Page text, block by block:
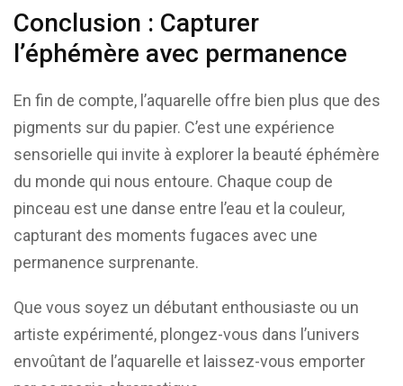
Conclusion : Capturer
l’éphémère avec permanence
En fin de compte, l’aquarelle offre bien plus que des
pigments sur du papier. C’est une expérience
sensorielle qui invite à explorer la beauté éphémère
du monde qui nous entoure. Chaque coup de
pinceau est une danse entre l’eau et la couleur,
capturant des moments fugaces avec une
permanence surprenante.
Que vous soyez un débutant enthousiaste ou un
artiste expérimenté, plongez-vous dans l’univers
envoûtant de l’aquarelle et laissez-vous emporter